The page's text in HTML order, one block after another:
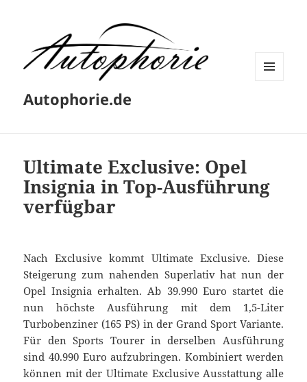
Autophorie.de
Ultimate Exclusive: Opel
Insignia in Top-Ausführung
verfügbar
Nach Exclusive kommt Ultimate Exclusive. Diese
Steigerung zum nahenden Superlativ hat nun der
Opel Insignia erhalten. Ab 39.990 Euro startet die
nun höchste Ausführung mit dem 1,5-Liter
Turbobenziner (165 PS) in der Grand Sport Variante.
Für den Sports Tourer in derselben Ausführung
sind 40.990 Euro aufzubringen. Kombiniert werden
können mit der Ultimate Exclusive Ausstattung alle